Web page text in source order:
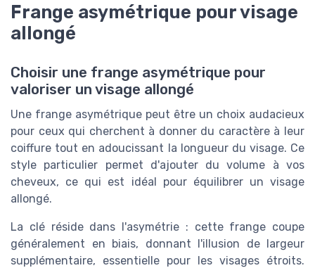
Frange asymétrique pour visage
allongé
Choisir une frange asymétrique pour
valoriser un visage allongé
Une frange asymétrique peut être un choix audacieux
pour ceux qui cherchent à donner du caractère à leur
coiffure tout en adoucissant la longueur du visage. Ce
style particulier permet d'ajouter du volume à vos
cheveux, ce qui est idéal pour équilibrer un visage
allongé.
La clé réside dans l'asymétrie : cette frange coupe
généralement en biais, donnant l'illusion de largeur
supplémentaire, essentielle pour les visages étroits.